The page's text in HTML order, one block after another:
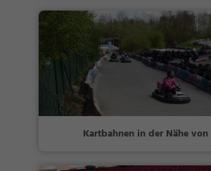
Kartbahnen in der Nähe von